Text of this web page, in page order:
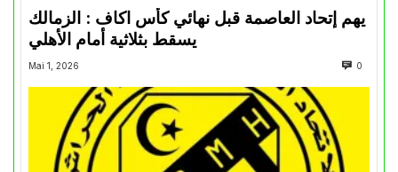
يهم إتحاد العاصمة قبل نهائي كأس اكاف : الزمالك
Mai 1, 2026 0